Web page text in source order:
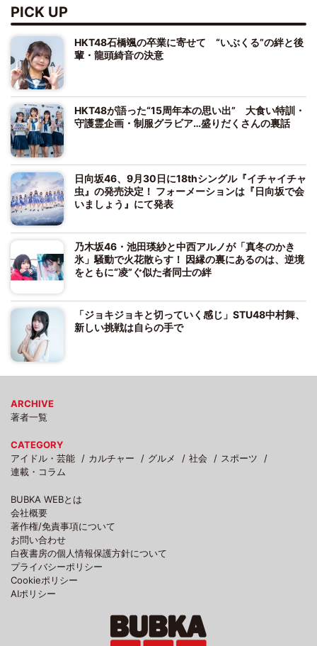
PICK UP
HKT48石橋颯の卒業に寄せて “いぶくる”の絆と後
輩・龍頭綺音の決意
HKT48が語った“15周年本の思い出” 大食い特訓・
守護霊企画・制服グラビア…盛りだくさんの裏話
日向坂46、9月30日に18thシングル『イチャイチャ
虫』の発売決定！ フォーメーションは『日向坂で会
いましょう』にて発表
乃木坂46・池田瑛紗と中西アルノが「真冬のかき
氷」騒動で火花散らす！ 因縁の裏にあるのは、逆境
をともに“凌”ぐ似た者同士の絆
「ジョキジョキと切っていく感じ」STU48中村舞、
新しい挑戦は自らの手で
ARCHIVE
著者一覧
CATEGORY
アイドル・芸能
カルチャー グルメ 社会
スポーツ
連載・コラム
BUBKA WEBとは
会社概要
著作権/免責事項について
お問い合わせ
白夜書房の個人情報保護方針について
プライバシーポリシー
Cookieポリシー
AIポリシー